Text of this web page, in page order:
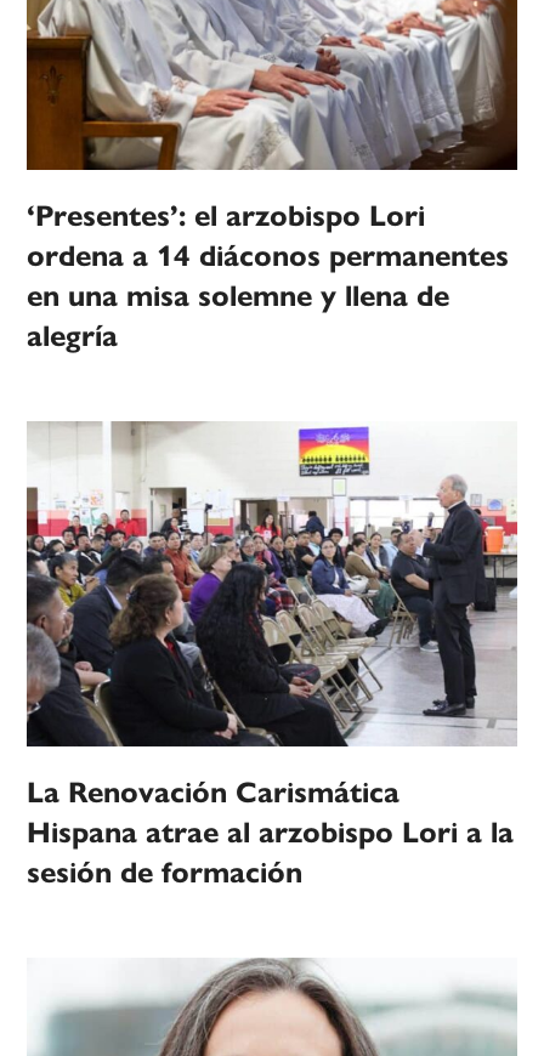
‘Presentes’: el arzobispo Lori
ordena a 14 diáconos permanentes
en una misa solemne y llena de
alegría
La Renovación Carismática
Hispana atrae al arzobispo Lori a la
sesión de formación